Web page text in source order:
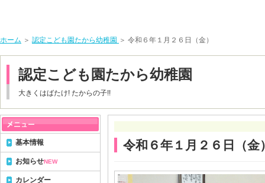
ホーム ＞ 認定こども園たから幼稚園 ＞ 令和６年１月２６日（金）
認定こども園たから幼稚園
大きくはばたけ! たからの子!!
令和６年１月２６日（金
基本情報
お知らせNEW
カレンダー